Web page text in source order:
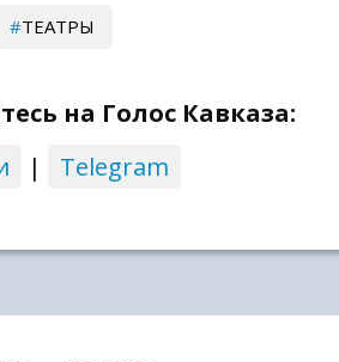
ТЕАТРЫ
на Голос Кавказа:
| Telegram